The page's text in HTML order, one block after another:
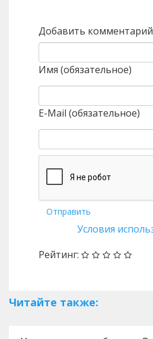
Добавить комментарий
Имя (обязательное)
E-Mail (обязательное)
Отправить
Условия
Рейтинг:
Читайте также: